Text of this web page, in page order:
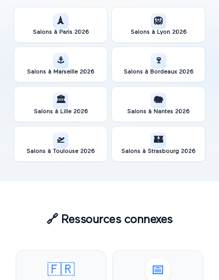
🗼
Salons à Paris 2026
🦁
Salons à Lyon 2026
⚓
Salons à Marseille 2026
🍷
Salons à Bordeaux 2026
🏛️
Salons à Lille 2026
🐘
Salons à Nantes 2026
🛫
Salons à Toulouse 2026
🏰
Salons à Strasbourg 2026
🔗Ressources connexes
🇫🇷 📅